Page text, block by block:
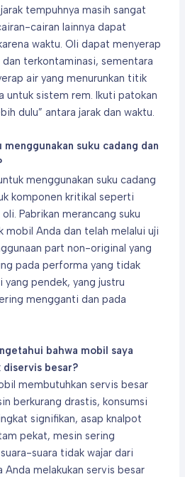
tempuhnya masih sangat
cairan lainnya dapat
waktu. Oli dapat menyerap
terkontaminasi, sementara
air yang menurunkan titik
untuk sistem rem. Ikuti patokan
dulu” antara jarak dan waktu.
menggunakan suku cadang dan
menggunakan suku cadang
komponen kritikal seperti
Pabrikan merancang suku
mobil Anda dan telah melalui uji
part non-original yang
pada performa yang tidak
pendek, yang justru
mengganti dan pada
bahwa mobil saya
besar?
membutuhkan servis besar
berkurang drastis, konsumsi
signifikan, asap knalpot
pekat, mesin sering
suara tidak wajar dari
Anda melakukan servis besar